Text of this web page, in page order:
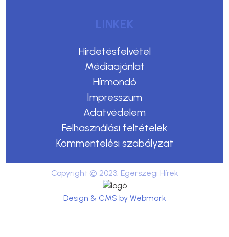
LINKEK
Hirdetésfelvétel
Médiaajánlat
Hírmondó
Impresszum
Adatvédelem
Felhasználási feltételek
Kommentelési szabályzat
Copyright © 2023. Egerszegi Hírek
Design & CMS by Webmark